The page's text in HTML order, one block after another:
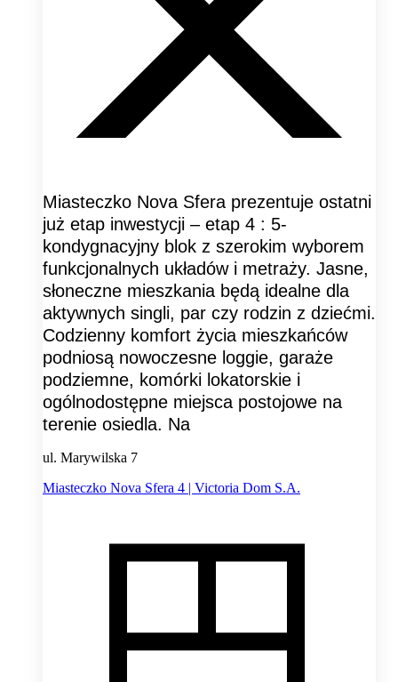
Miasteczko Nova Sfera prezentuje ostatni
już etap inwestycji – etap 4 : 5-
kondygnacyjny blok z szerokim wyborem
funkcjonalnych układów i metraży. Jasne,
słoneczne mieszkania będą idealne dla
aktywnych singli, par czy rodzin z dziećmi.
Codzienny komfort życia mieszkańców
podniosą nowoczesne loggie, garaże
podziemne, komórki lokatorskie i
ogólnodostępne miejsca postojowe na
terenie osiedla. Na
ul. Marywilska 7
Miasteczko Nova Sfera 4 | Victoria Dom S.A.